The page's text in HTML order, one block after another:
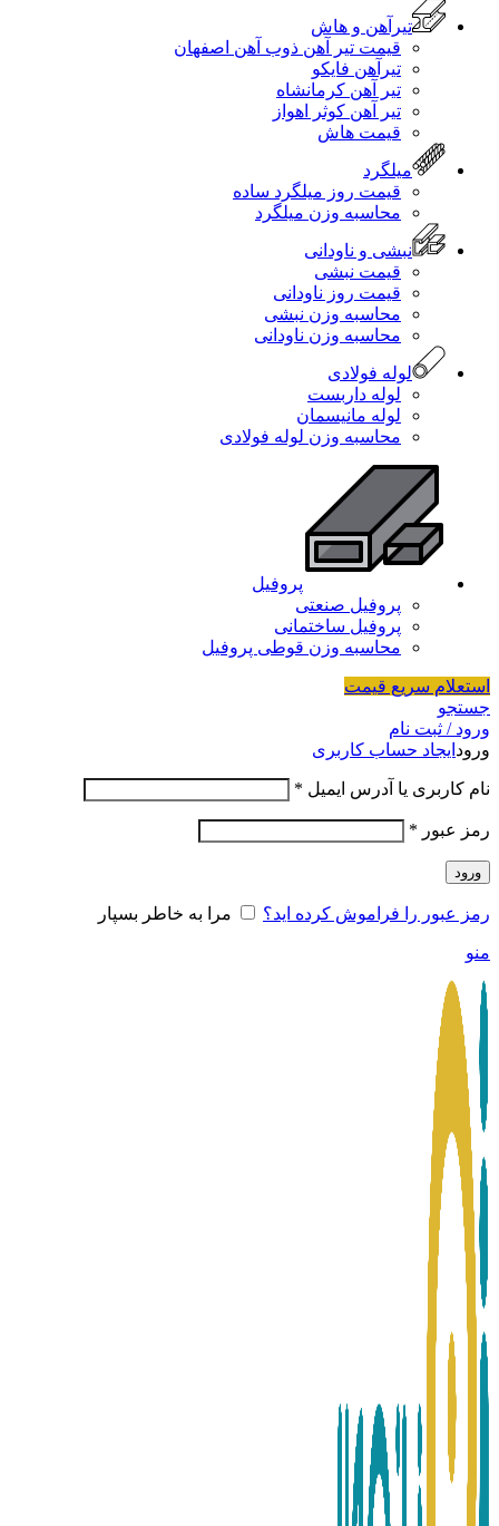
تیرآهن و هاش
قیمت تیر آهن ذوب آهن اصفهان
تیرآهن فایکو
تیر آهن کرمانشاه
تیر آهن کوثر اهواز
قیمت هاش
میلگرد
قیمت روز میلگرد ساده
محاسبه وزن میلگرد
نبشی و ناودانی
قیمت نبشی
قیمت روز ناودانی
محاسبه وزن نبشی
محاسبه وزن ناودانی
لوله فولادی
لوله داربست
لوله مانیسمان
محاسبه وزن لوله فولادی
پروفیل
پروفیل صنعتی
پروفیل ساختمانی
محاسبه وزن قوطی پروفیل
استعلام سریع قیمت
جستجو
ورود / ثبت نام
ورود ایجاد حساب کاربری
نام کاربری یا آدرس ایمیل *
رمز عبور *
ورود
رمز عبور را فراموش کرده اید؟ مرا به خاطر بسپار
منو